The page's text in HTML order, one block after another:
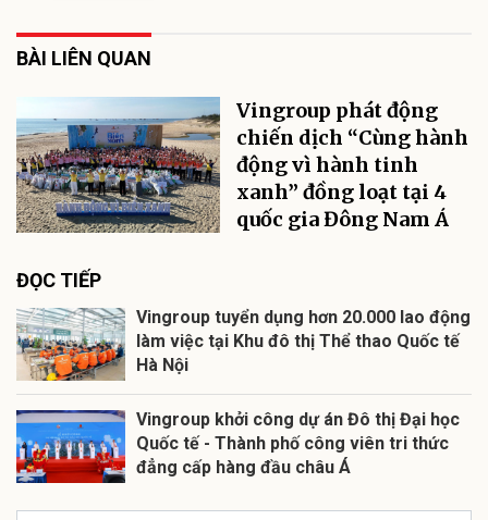
BÀI LIÊN QUAN
Vingroup phát động
chiến dịch “Cùng hành
động vì hành tinh
xanh” đồng loạt tại 4
quốc gia Đông Nam Á
ĐỌC TIẾP
Vingroup tuyển dụng hơn 20.000 lao động
làm việc tại Khu đô thị Thể thao Quốc tế
Hà Nội
Vingroup khởi công dự án Đô thị Đại học
Quốc tế - Thành phố công viên tri thức
đẳng cấp hàng đầu châu Á